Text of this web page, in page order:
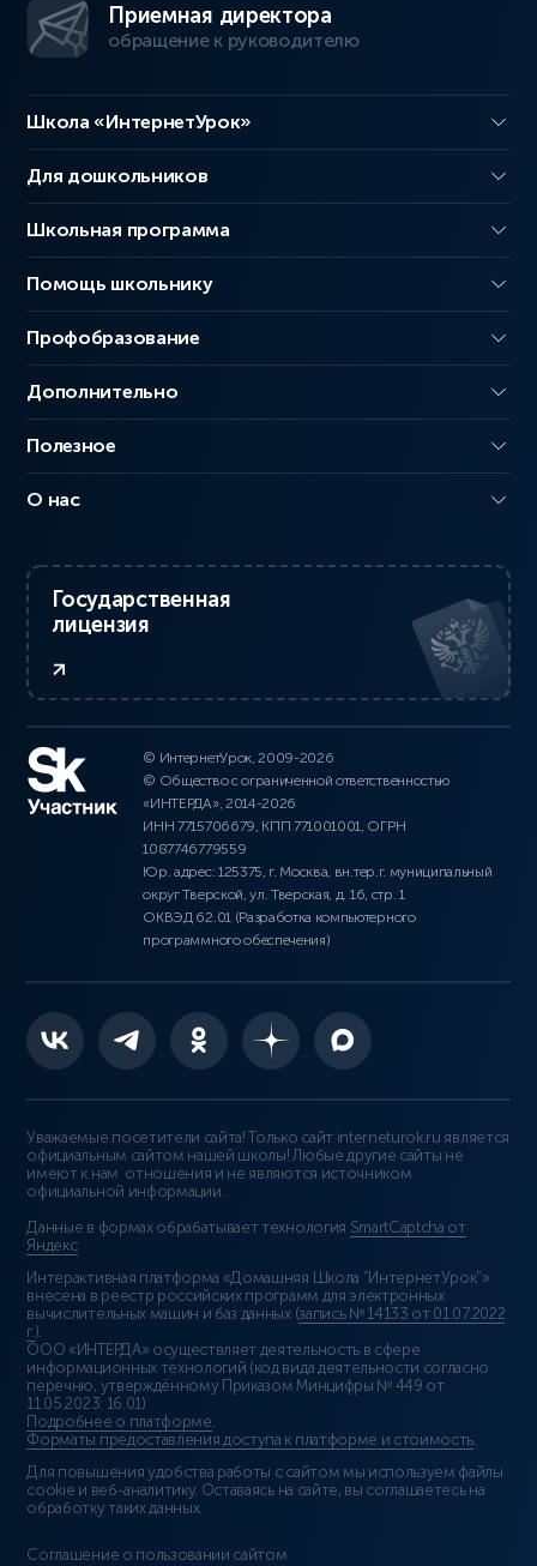
Приемная директора
обращение к руководителю
Школа «ИнтернетУрок»
Для дошкольников
Школьная программа
Помощь школьнику
Профобразование
Дополнительно
Полезное
О нас
Государственная
лицензия
© ИнтернетУрок, 2009-2026
© Общество с ограниченной ответственностью
«ИНТЕРДА», 2014-2026
ИНН 7715706679, КПП 771001001, ОГРН
1087746779559
Юр. адрес: 125375, г. Москва, вн.тер.г. муниципальный
округ Тверской, ул. Тверская, д. 16, стр. 1
ОКВЭД 62.01 (Разработка компьютерного
программного обеспечения)
Уважаемые посетители сайта! Только сайт interneturok.ru является
официальным сайтом нашей школы! Любые другие сайты не
имеют к нам отношения и не являются источником
официальной информации.
Данные в формах обрабатывает технология SmartCaptcha от
Яндекс
Интерактивная платформа «Домашняя Школа “ИнтернетУрок”»
внесена в реестр российских программ для электронных
вычислительных машин и баз данных (запись № 14133 от 01.07.2022
г.).
ООО «ИНТЕРДА» осуществляет деятельность в сфере
информационных технологий (код вида деятельности согласно
перечню, утверждённому Приказом Минцифры № 449 от
11.05.2023: 16.01)
Подробнее о платформе.
Форматы предоставления доступа к платформе и стоимость.
Для повышения удобства работы с сайтом мы используем файлы
cookie и веб-аналитику. Оставаясь на сайте, вы соглашаетесь на
обработку таких данных.
Соглашение о пользовании сайтом